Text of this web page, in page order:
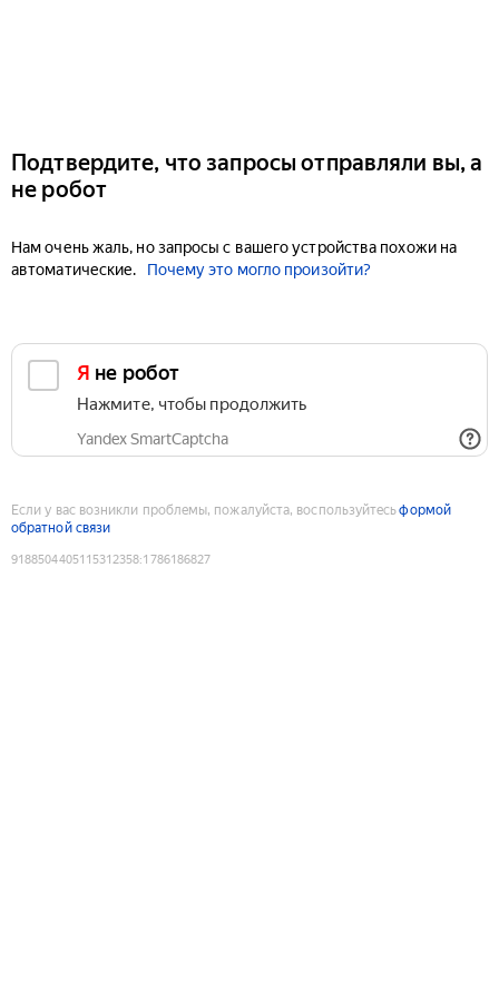
Подтвердите, что запросы отправляли вы, а
не робот
Нам очень жаль, но запросы с вашего устройства похожи на
автоматические.
Почему это могло произойти?
Я не робот
Нажмите, чтобы продолжить
Yandex SmartCaptcha
Если у вас возникли проблемы, пожалуйста, воспользуйтесьформой
обратной связи
9188504405115312358:1786186827